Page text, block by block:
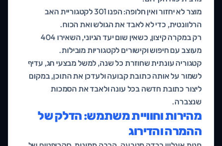
מוצר לא יחזור ואין חלופה: הפנו 301 לקטגוריית האב
הרלוונטית, כדי לא לאבד את הגולש ואת הכוח.
רק במקרה קיצון, כשאין שום יעד הגיוני, השאירו 404
מעוצב עם חיפוש וקישורים לקטגוריות מובילות.
קטגוריה עונתית שחוזרת כל שנה, למשל מבצעי חג, עדיף
לשמור על אותה כתובת קבועה ולעדכן את התוכן, במקום
ליצור כתובת חדשה בכל עונה ולאבד את הסמכות
שנצברה.
מהירות וחוויית משתמש: הדלק של
ההמרה והדירוג